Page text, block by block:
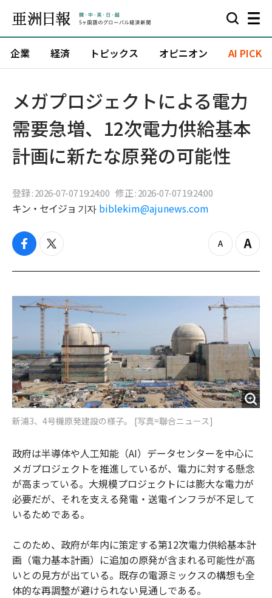
企業 経済 トピックス オピニオン AI PICK
メガプロジェクトによる電力
需要急増、12次電力供給基本
計画に新たな原発の可能性
登録 : 2026-07-07 19:24:00 修正 : 2026-07-07 19:24:00
キン・セイジョ 기자 biblekim@ajunews.com
f
c
b
o
t
i
t
e
z
o
o
u
t
Z
o
i
n
新浦3、4号機原発建設の様子。 [写真=聯合ニュース]
政府は半導体や人工知能（AI）データセンターを中心に
メガプロジェクトを推進しているが、電力に対する懸念
が高まっている。大規模プロジェクトには膨大な電力が
必要だが、それを支える発電・送電インフラが不足して
いるためである。
このため、政府が年内に策定する第12次電力供給基本計
画（電力基本計画）に追加の原発が含まれる可能性が高
いとの見方が出ている。既存の電源ミックスの構想も全
体的な再調整が避けられない見通しである。